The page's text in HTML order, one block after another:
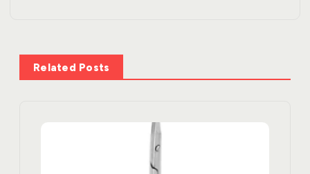
и Related Posts